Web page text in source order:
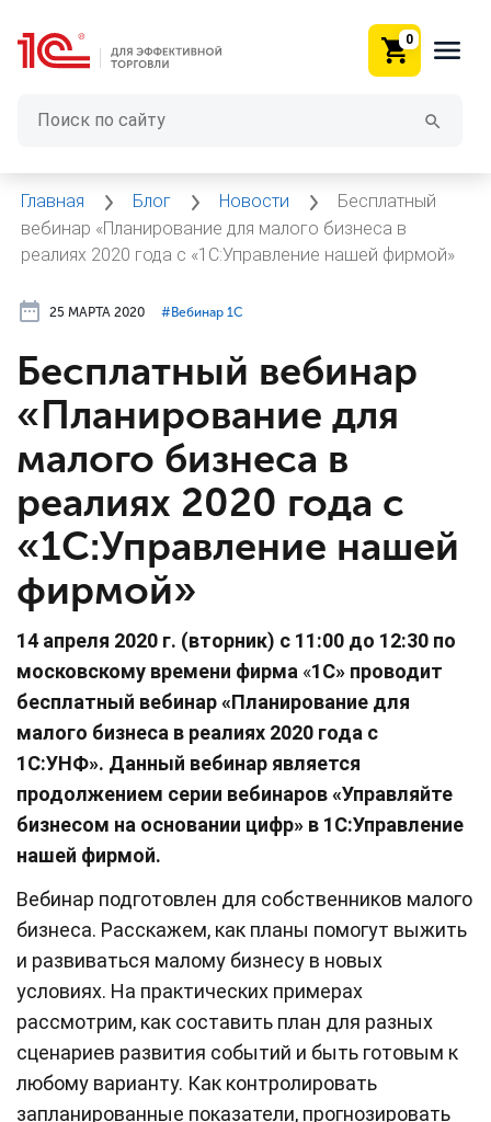
0
Главная Блог Новости
Бесплатный
вебинар «Планирование для малого бизнеса в
реалиях 2020 года с «1С:Управление нашей фирмой»
25 МАРТА 2020 #⁣Вебинар 1С
Бесплатный вебинар
«Планирование для
малого бизнеса в
реалиях 2020 года с
«1С:Управление нашей
фирмой»
14 апреля 2020 г. (вторник) с 11:00 до 12:30 по
московскому времени фирма «1С» проводит
бесплатный вебинар «Планирование для
малого бизнеса в реалиях 2020 года с
1С:УНФ». Данный вебинар является
продолжением серии вебинаров «Управляйте
бизнесом на основании цифр» в 1С:Управление
нашей фирмой.
Вебинар подготовлен для собственников малого
бизнеса. Расскажем, как планы помогут выжить
и развиваться малому бизнесу в новых
условиях. На практических примерах
рассмотрим, как составить план для разных
сценариев развития событий и быть готовым к
любому варианту. Как контролировать
запланированные показатели, прогнозировать